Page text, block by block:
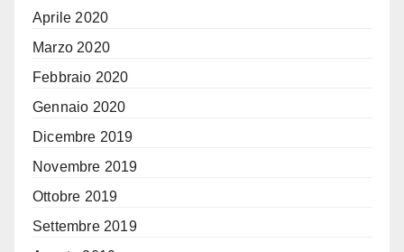
Aprile 2020
Marzo 2020
Febbraio 2020
Gennaio 2020
Dicembre 2019
Novembre 2019
Ottobre 2019
Settembre 2019